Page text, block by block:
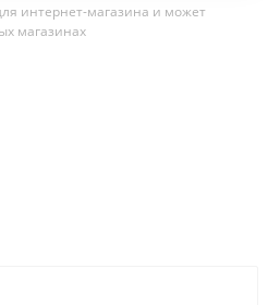
интернет-магазина и может
магазинах